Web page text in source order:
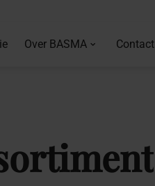
Over BASMA Contact